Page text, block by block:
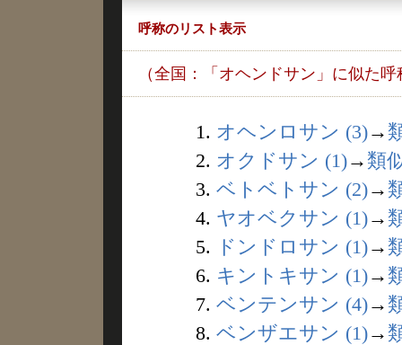
呼称のリスト表示
（全国：「オヘンドサン」に似た呼
1. オヘンロサン (3)→
2. オクドサン (1)→ 類
3. ベトベトサン (2)→
4. ヤオベクサン (1)→
5.
ドンドロサン (1)→
6. キントキサン (1)→
7. ベンテンサン (4)→
8. ベンザエサン (1)→